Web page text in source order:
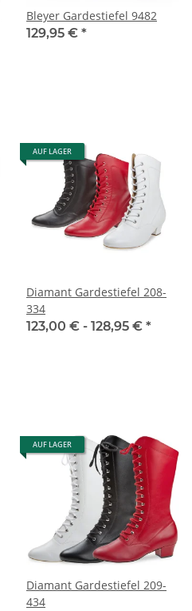
Bleyer Gardestiefel 9482
129,95 € *
AUF LAGER
Diamant Gardestiefel 208-
334
123,00 € - 128,95 € *
AUF LAGER
Diamant Gardestiefel 209-
434